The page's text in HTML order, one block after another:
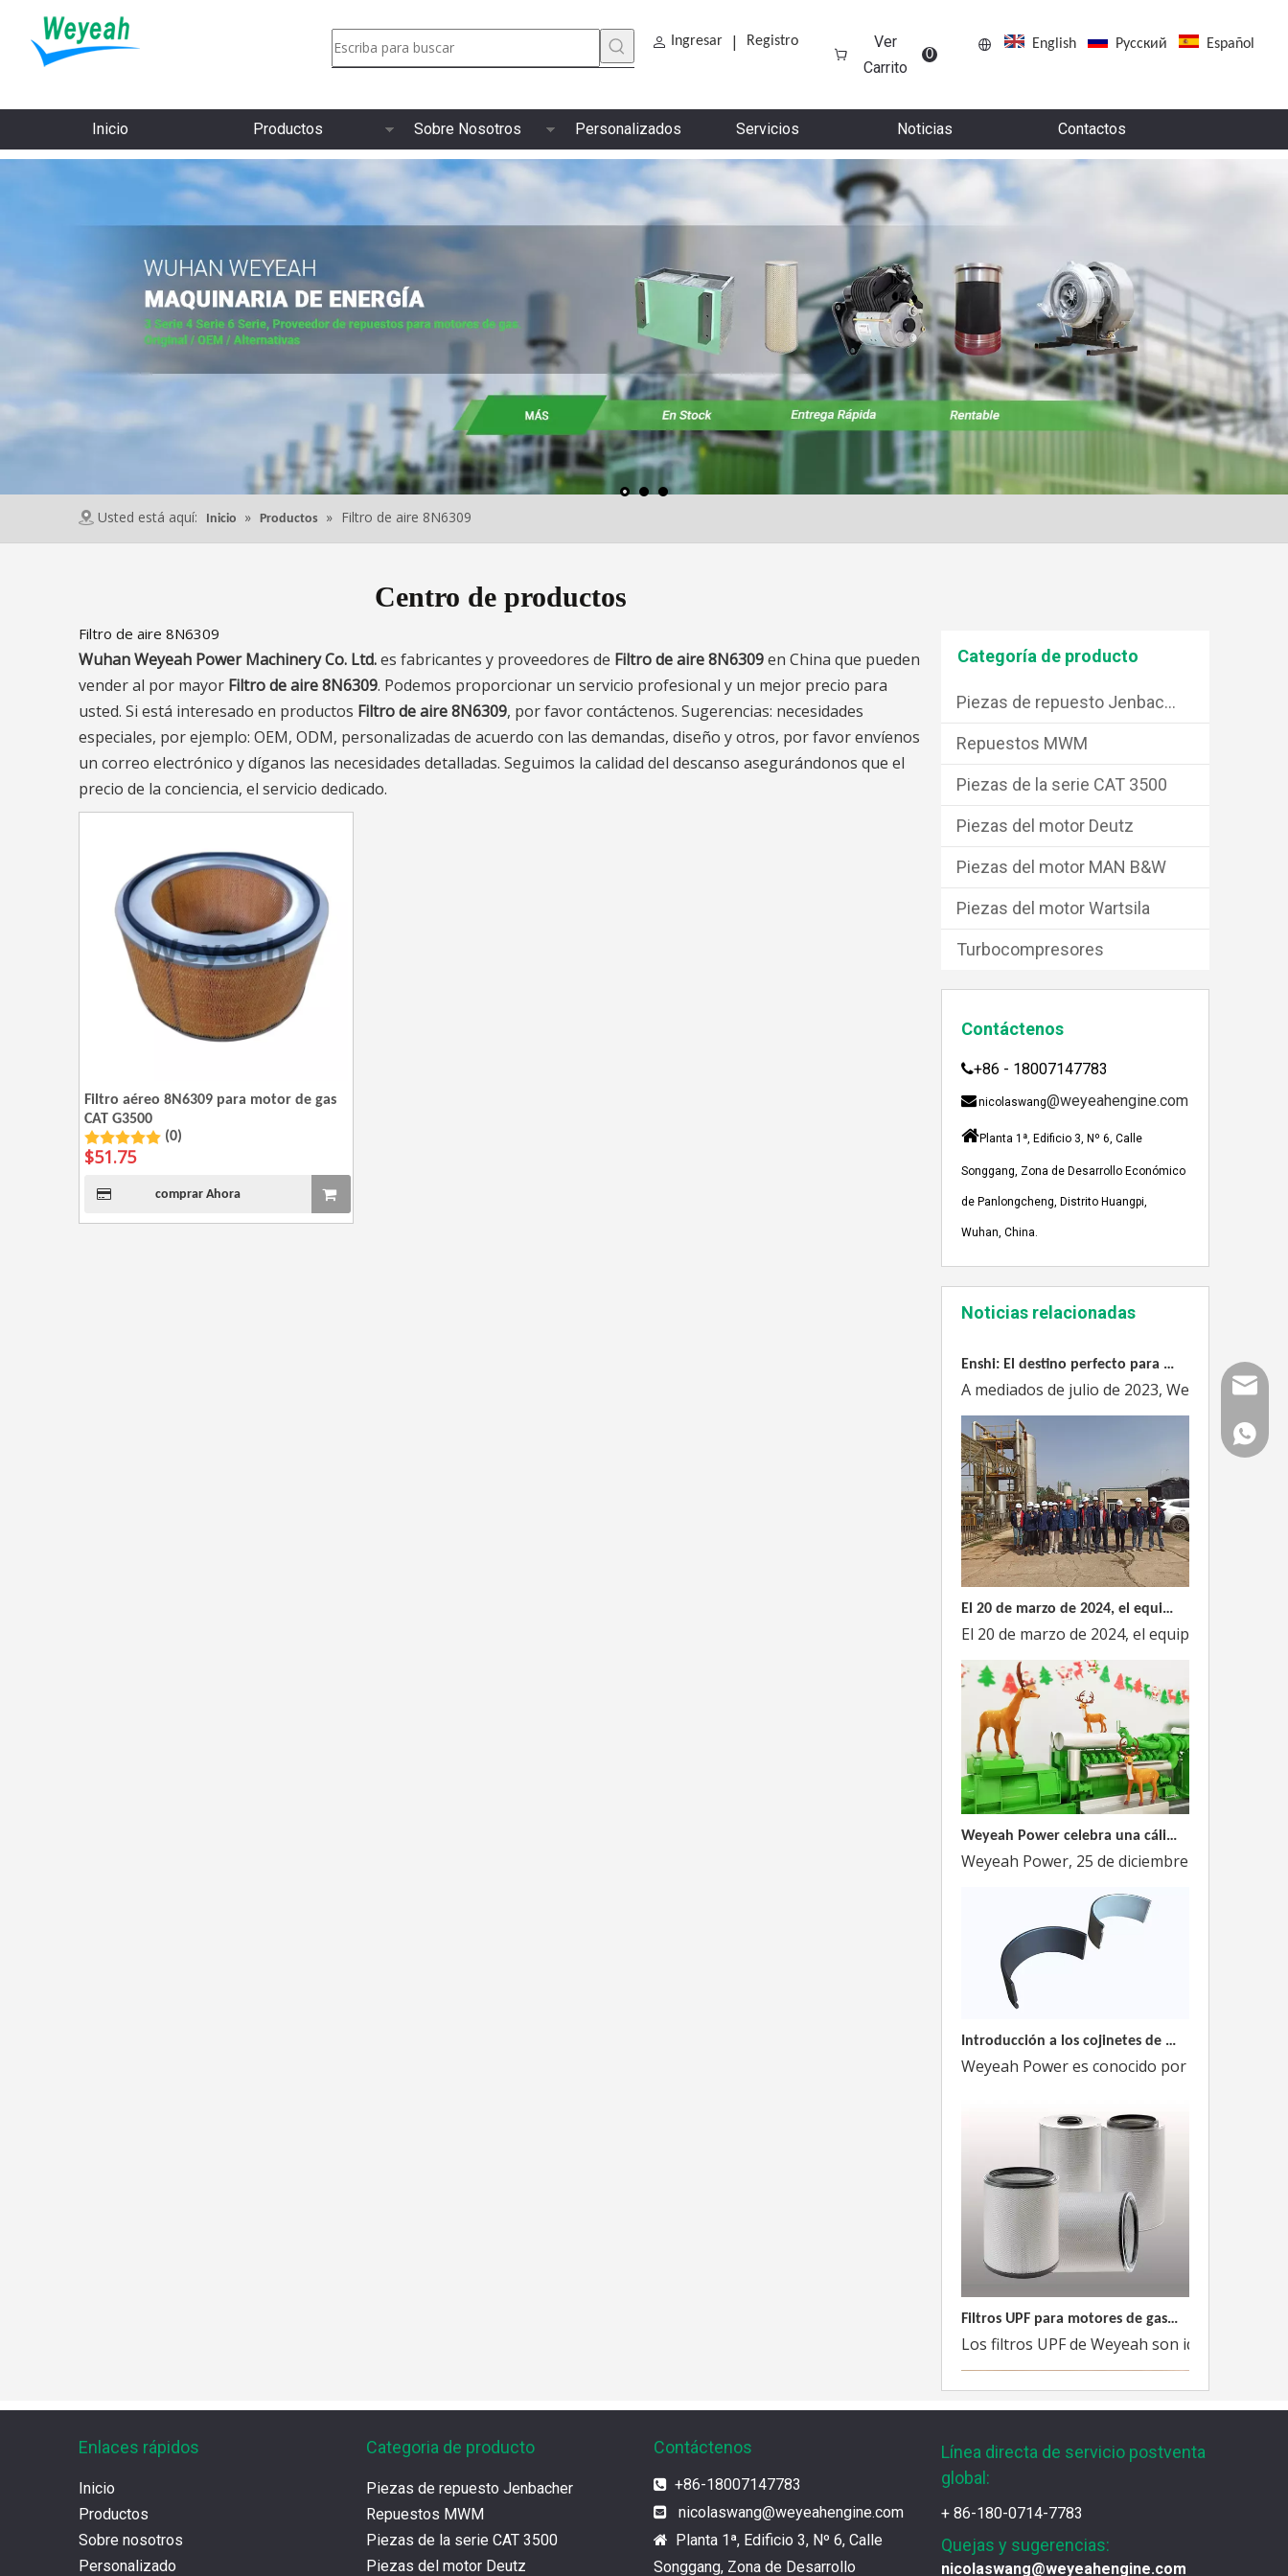
Ingresar | Registro
Ver
Carrito
0
English Pусский Español
Inicio Productos Sobre Nosotros Personalizados Servicios Noticias Contactos
Usted está aquí: Inicio » Productos » Filtro de aire 8N6309
Centro de productos
Filtro de aire 8N6309
Wuhan Weyeah Power Machinery Co. Ltd.es fabricantes y proveedores de Filtro de aire 8N6309en China que pueden
vender al por mayor Filtro de aire 8N6309. Podemos proporcionar un servicio profesional y un mejor precio para
usted. Si está interesado en productos Filtro de aire 8N6309, por favor contáctenos. Sugerencias: necesidades
especiales, por ejemplo: OEM, ODM, personalizadas de acuerdo con las demandas, diseño y otros, por favor envíenos
un correo electrónico y díganos las necesidades detalladas. Seguimos la calidad del descanso asegurándonos que el
precio de la conciencia, el servicio dedicado.
Filtro aéreo 8N6309 para motor de gas
CAT G3500
(0)
$51.75
comprar Ahora
Categoría de producto
Piezas de repuesto Jenbacher
Repuestos MWM
Piezas de la serie CAT 3500
Piezas del motor Deutz
Piezas del motor MAN B&W
Piezas del motor Wartsila
Turbocompresores
Contáctenos
+86 - 18007147783
nicolaswang@weyeahengine.com
Planta 1ª, Edificio 3, Nº 6, Calle
Songgang, Zona de Desarrollo Económico
de Panlongcheng, Distrito Huangpi,
Wuhan, China.
Noticias relacionadas
JEBACHER BIOGAS GENERADOR SOBRE EL PROYECTO DE GENERACIÓN DE ENERGÍA DE GOLLES
Recientemente, el generador de Biogás
A mediados de julio de 2023, Weyeah poder
El 20 de marzo de 2024, el equipo dirigido por el Director Técnico de Weyeah Power visitó el gran vertedero de basura en Yangluo, Wuhan, para realizar una inspección del proyecto.
El 20 de marzo de 2024, el equipo de la
Weyeah Power celebra una cálida Navidad, ¡festejando juntos en esta temporada festiva!
Weyeah Power, 25 de diciembre de 2023 -
Weyeah Power es conocido por sus
Filtros UPF para motores de gas MWM
Los filtros UPF de Weyeah son ideales para
Enlaces rápidos
Inicio
Productos
Sobre nosotros
Personalizado
Correo
Categoria de producto
Piezas de repuesto Jenbacher
Repuestos MWM
Piezas de la serie CAT 3500
Piezas del motor Deutz
Contáctenos
 +86-18007147783
 nicolaswang@weyeahengine.com
 Planta 1ª, Edificio 3, Nº 6, Calle
Songgang, Zona de Desarrollo
Línea directa de servicio postventa
global:
+ 86-180-0714-7783
Quejas y sugerencias:
nicolaswang@weyeahengine.com